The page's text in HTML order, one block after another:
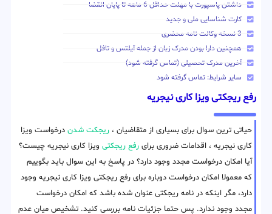
داشتن پاسپورت با مهلت حداقل 6 ماهه تا پایان انقضا
کارت شناسایی ملی و جدید
3 نسخه وکالت نامه محضری
همچنین دارا بودن مدرک زبان از جمله آیلتس و تافل
آخرین مدرک تحصیلی (تماس گرفته شود)
سایر شرایط: تماس گرفته شود
رفع ریجکتی ویزا کاری نیجریه
حیاتی ترین سوال برای بسیاری از متقاضیان ، ریجکت شدن درخواست ویزا
کاری نیجریه ، اقدامات ضروری برای رفع ریجکتی ویزا کاری نیجریه چیست؟
آیا امکان درخواست مجدد وجود دارد؟ در پاسخ به این سوال باید بگوییم
که معمولا امکان درخواست دوباره برای رفع ریجکتی ویزا کاری نیجریه وجود
دارد، مگر اینکه در نامه ریجکتی عنوان شده باشد که امکان درخواست
مجدد وجود ندارد. پس حتما جزئیات نامه بررسی کنید. تشخیص میان عدم